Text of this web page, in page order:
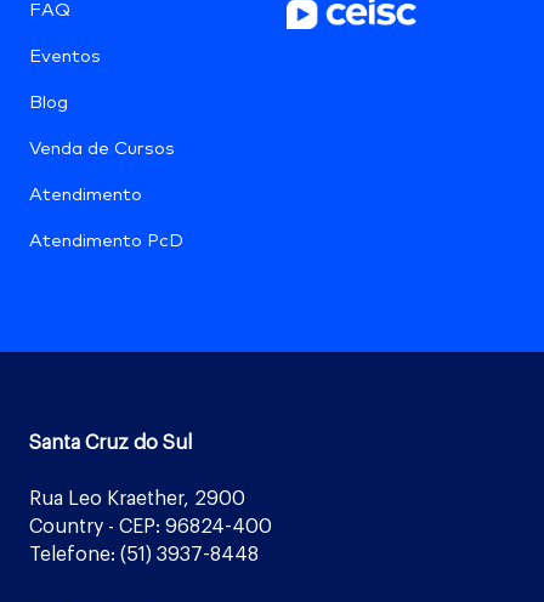
FAQ
Eventos
Blog
Venda de Cursos
Atendimento
Atendimento PcD
Santa Cruz do Sul
Rua Leo Kraether, 2900
Country - CEP: 96824-400
Telefone: (51) 3937-8448